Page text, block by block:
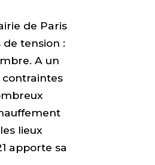
de Paris
tension :
A un
contraintes
lieux
apporte sa